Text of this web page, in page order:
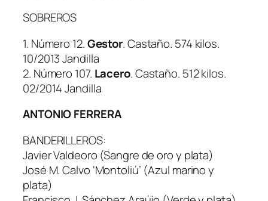
SOBREROS
1. Número 12.Gestor. Castaño. 574 kilos.
10/2013 Jandilla
2. Número 107. Lacero. Castaño. 512 kilos.
02/2014 Jandilla
ANTONIO FERRERA
BANDERILLEROS:
Javier Valdeoro (Sangre de oro y plata)
José M. Calvo ‘Montoliú’ (Azul marino y
plata)